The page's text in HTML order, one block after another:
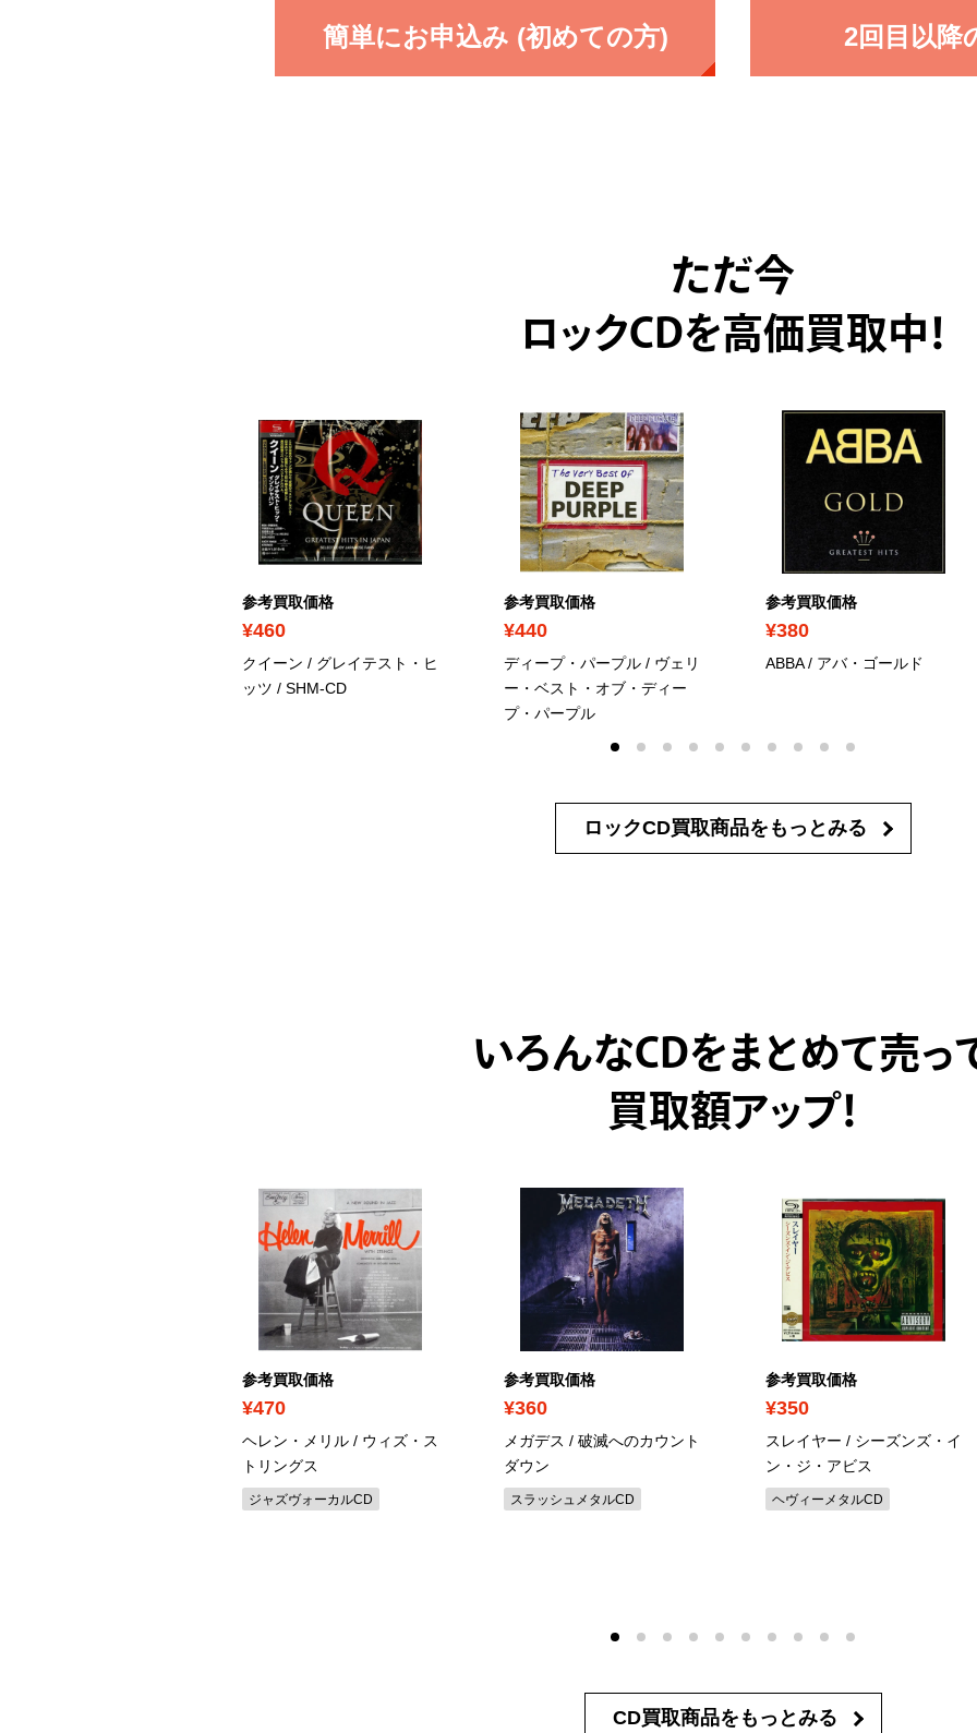
簡単にお申込み (初めての方) 2回目以降
ただ今
ロックCDを高価買取中！
参考買取価格
¥460
クイーン / グレイテスト・ヒ
ッツ / SHM-CD
参考買取価格
¥440
ディープ・パープル / ヴェリ
ー・ベスト・オブ・ディー
プ・パープル
参考買取価格
¥380
ABBA / アバ・ゴールド
ロックCD買取商品を もっとみる
いろんなCDをまとめて売っ
買取額アップ！
参考買取価格
¥470
ヘレン・メリル / ウィズ・ス
トリングス
ジャズヴォーカルCD
参考買取価格
¥360
メガデス / 破滅へのカウント
ダウン
スラッシュメタルCD
参考買取価格
¥350
スレイヤー / シーズンズ・イ
ン・ジ・アビス
ヘヴィーメタルCD
CD買取商品を もっとみる